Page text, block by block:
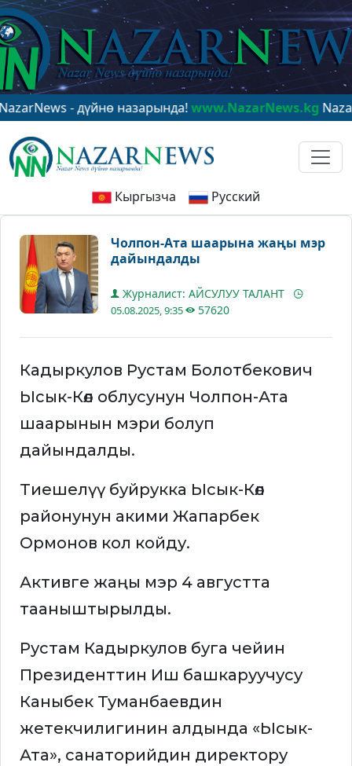
- дүйнө назарында!www.NazarNews.kg
Кыргызча Русский
Чолпон-Ата шаарына жаңы мэр
дайындалды
Журналист: АЙСУЛУУ ТАЛАНТ
05.08.2025, 9:35 57620
Кадыркулов Рустам Болотбекович
Ысык-Көл облусунун Чолпон-Ата
шаарынын мэри болуп
дайындалды.
Тиешелүү буйрукка Ысык-Көл
районунун акими Жапарбек
Ормонов кол койду.
Активге жаңы мэр 4 августта
тааныштырылды.
Рустам Кадыркулов буга чейин
Президенттин Иш башкаруучусу
Каныбек Туманбаевдин
жетекчилигинин алдында «Ысык-
Ата», санаторийдин директору